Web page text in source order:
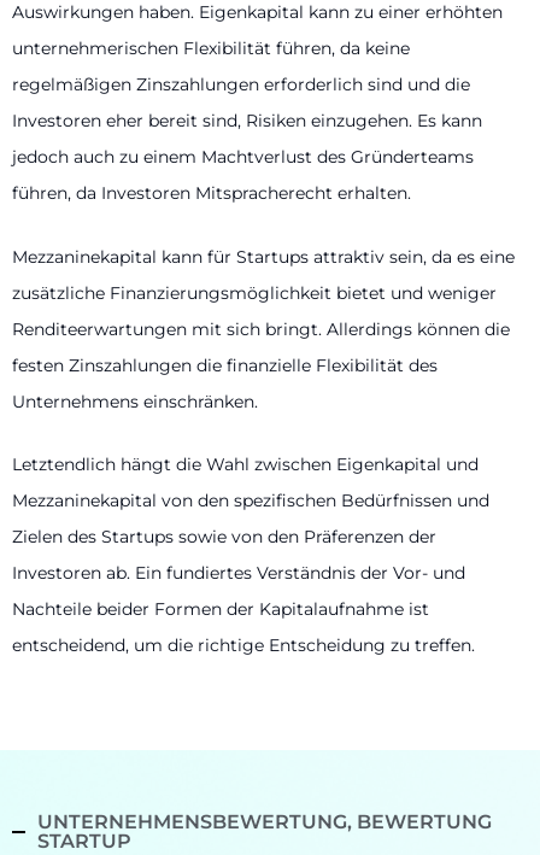
Auswirkungen haben. Eigenkapital kann zu einer erhöhten
unternehmerischen Flexibilität führen, da keine
regelmäßigen Zinszahlungen erforderlich sind und die
Investoren eher bereit sind, Risiken einzugehen. Es kann
jedoch auch zu einem Machtverlust des Gründerteams
führen, da Investoren Mitspracherecht erhalten.
Mezzaninekapital kann für Startups attraktiv sein, da es eine
zusätzliche Finanzierungsmöglichkeit bietet und weniger
Renditeerwartungen mit sich bringt. Allerdings können die
festen Zinszahlungen die finanzielle Flexibilität des
Unternehmens einschränken.
Letztendlich hängt die Wahl zwischen Eigenkapital und
Mezzaninekapital von den spezifischen Bedürfnissen und
Zielen des Startups sowie von den Präferenzen der
Investoren ab. Ein fundiertes Verständnis der Vor- und
Nachteile beider Formen der Kapitalaufnahme ist
entscheidend, um die richtige Entscheidung zu treffen.
UNTERNEHMENSBEWERTUNG, BEWERTUNG
STARTUP